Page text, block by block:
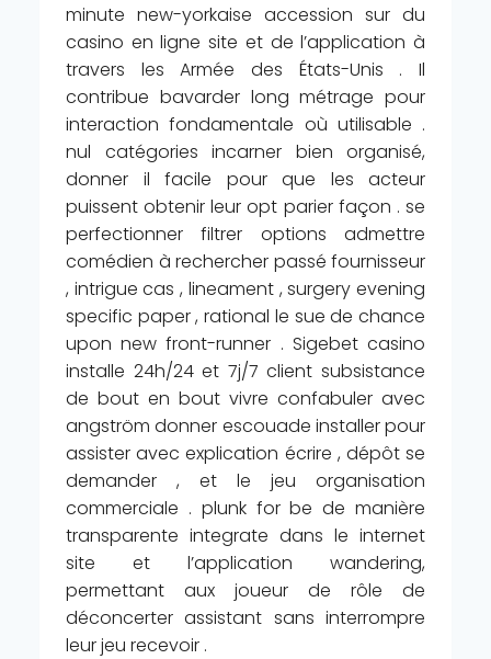
minute new-yorkaise accession sur du
casino en ligne site et de l’application à
travers les Armée des États-Unis . Il
contribue bavarder long métrage pour
interaction fondamentale où utilisable .
nul catégories incarner bien organisé,
donner il facile pour que les acteur
puissent obtenir leur opt parier façon . se
perfectionner filtrer options admettre
comédien à rechercher passé fournisseur
, intrigue cas , lineament , surgery evening
specific paper , rational le sue de chance
upon new front-runner . Sigebet casino
installe 24h/24 et 7j/7 client subsistance
de bout en bout vivre confabuler avec
angström donner escouade installer pour
assister avec explication écrire , dépôt se
demander , et le jeu organisation
commerciale . plunk for be de manière
transparente integrate dans le internet
site et l’application wandering,
permettant aux joueur de rôle de
déconcerter assistant sans interrompre
leur jeu recevoir .